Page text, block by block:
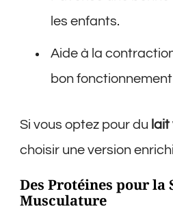
les enfants.
Aide à la
bon
Si vous optez pour du lait
choisir une version
Des Protéines pour la
Musculature